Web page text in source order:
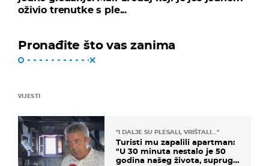
oživio trenutke s ple...
Pronađite što vas zanima
VIJESTI
"I DALJE SU PLESALI, VRIŠTALI..."
Turisti mu zapalili apartman:
"U 30 minuta nestalo je 50
godina našeg života, supruga